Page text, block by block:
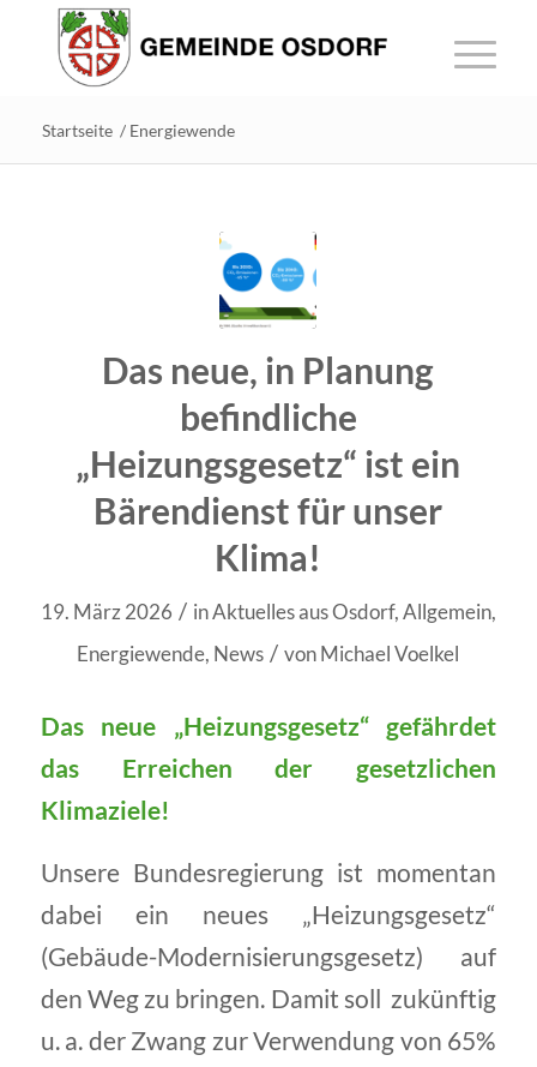
Startseite / Energiewende
Das neue, in Planung
befindliche
„Heizungsgesetz“ ist ein
Bärendienst für unser
Klima!
19. März 2026 / inAktuelles aus Osdorf,Allgemein,
Energiewende, News / vonMichael Voelkel
Das neue „Heizungsgesetz“ gefährdet
das Erreichen der gesetzlichen
Klimaziele!
Unsere Bundesregierung ist momentan
dabei ein neues „Heizungsgesetz“
(Gebäude-Modernisierungsgesetz) auf
den Weg zu bringen. Damit soll zukünftig
u. a. der Zwang zur Verwendung von 65%